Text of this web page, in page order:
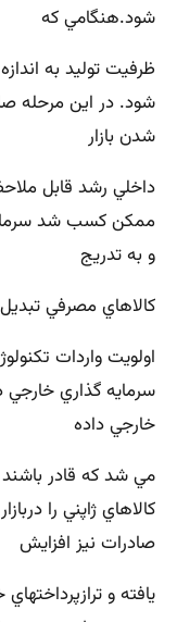
شود.هنگامي كه
ظرفيت توليد به
شود. در اين مرحله
شدن بازار
داخلي رشد قابل
ممكن كسب شد
و به تدريج
كالاهاي مصرفي
اولويت واردات
سرمايه گذاري
خارجي داده
مي شد كه قادر باشند
كالاهاي ژاپني را
صادرات نيز افزايش
يافته و